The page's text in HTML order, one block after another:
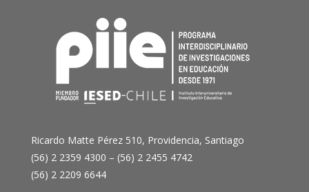
Ricardo Matte Pérez 510, Providencia, Santiago
(56) 2 2359 4300 – (56) 2 2455 4742
(56) 2 2209 6644